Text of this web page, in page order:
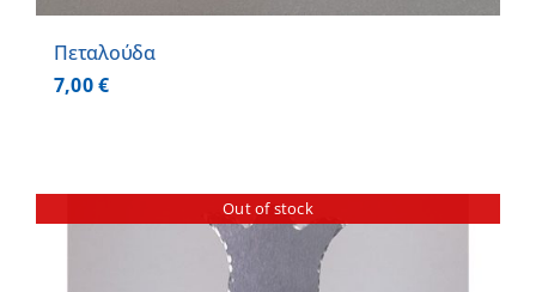
Πεταλούδα
7,00€
Out of stock